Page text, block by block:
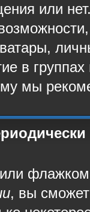
или
в группах
мы
, вы